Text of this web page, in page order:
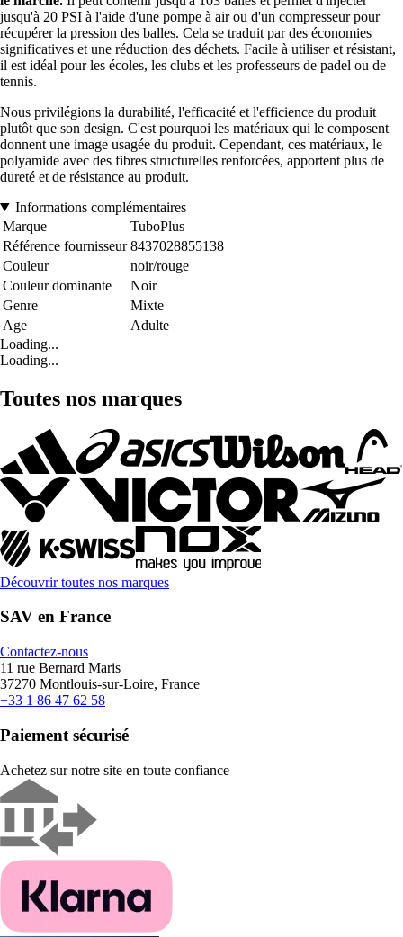
jusqu'à 20 PSI à l'aide d'une pompe à air ou d'un compresseur pour
récupérer la pression des balles. Cela se traduit par des économies
significatives et une réduction des déchets. Facile à utiliser et résistant,
il est idéal pour les écoles, les clubs et les professeurs de padel ou de
tennis.
Nous privilégions la durabilité, l'efficacité et l'efficience du produit
plutôt que son design. C'est pourquoi les matériaux qui le composent
donnent une image usagée du produit. Cependant, ces matériaux, le
polyamide avec des fibres structurelles renforcées, apportent plus de
dureté et de résistance au produit.
Informations complémentaires
Marque
TuboPlus
Référence fournisseur 8437028855138
Couleur
noir/rouge
Couleur dominante
Noir
Genre
Mixte
Age
Adulte
Loading...
Loading...
Toutes nos marques
Découvrir toutes nos marques
SAV en France
Contactez-nous
11 rue Bernard Maris
37270 Montlouis-sur-Loire, France
+33 1 86 47 62 58
Paiement sécurisé
Achetez sur notre site en toute confiance